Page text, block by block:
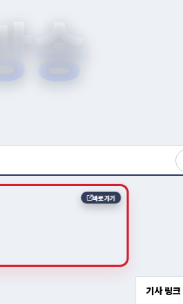
송
바로가기
기사 링